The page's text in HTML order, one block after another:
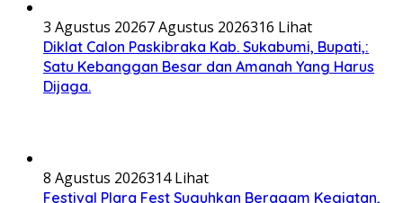
3 Agustus 20267 Agustus 2026316 Lihat
Diklat Calon Paskibraka Kab. Sukabumi, Bupati,:
Satu Kebanggan Besar dan Amanah Yang Harus
Dijaga.
8 Agustus 2026314 Lihat
Festival Plara Fest Suguhkan Beragam Kegiatan,